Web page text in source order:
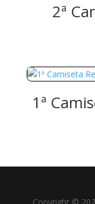
2ª
1ª
Copyright ©